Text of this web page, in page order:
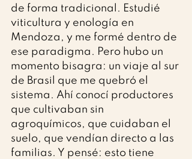
de forma tradicional. Estudié
viticultura y enología en
Mendoza, y me formé dentro de
ese paradigma. Pero hubo un
momento bisagra: un viaje al sur
de Brasil que me quebró el
sistema. Ahí conocí productores
que cultivaban sin
agroquímicos, que cuidaban el
suelo, que vendían directo a las
familias. Y pensé: esto tiene